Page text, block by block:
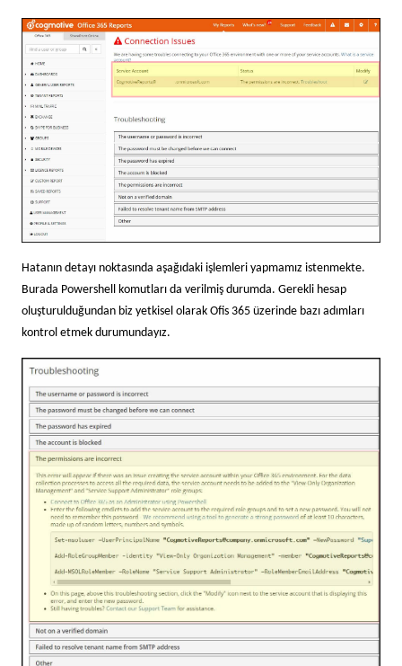
Hatanın detayı noktasında aşağıdaki işlemleri yapmamız istenmekte.
Burada Powershell komutları da verilmiş durumda. Gerekli hesap
oluşturulduğundan biz yetkisel olarak Ofis 365 üzerinde bazı adımları
kontrol etmek durumundayız.